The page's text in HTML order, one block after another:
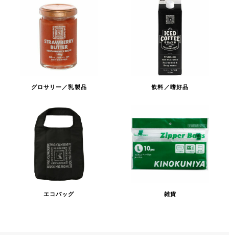
グロサリー／乳製品 飲料／嗜好品
エコバッグ 雑貨